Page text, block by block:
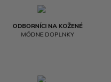
ODBORNÍCI NA KOŽENÉ
MÓDNE DOPLNKY